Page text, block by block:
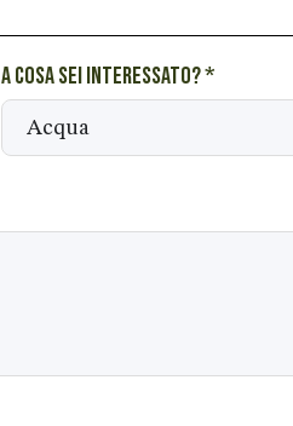
A cosa sei interessato?*